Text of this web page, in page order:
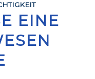
EINE